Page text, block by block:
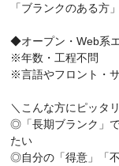
「ブランクのある方
◆オープン・Web系
※年数・工程不問
※言語やフロント・
＼こんな方にピッタ
◎「長期ブランク」
たい
◎自分の「得意」「